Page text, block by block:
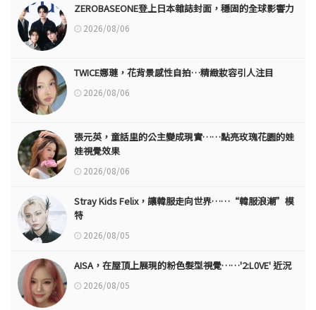
ZEROBASEONE登上日本雜誌封面，穩固的全球影響力
2026/08/06
TWICE娜璉，花背景感性自拍…精緻妝容引人注目
2026/08/06
張元英，童話里的公主變成現實……點亮玫瑰花園的娃
娃視覺效果
2026/08/06
Stray Kids Felix，讓韓服走向世界……“韓服浪潮”模
特
2026/08/05
AISA，在屋頂上展現的粉色髮型視覺……'2:L0VE' 近況
2026/08/05